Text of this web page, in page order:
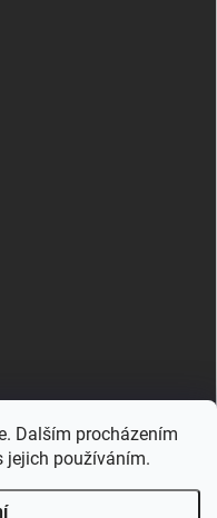
Dalším procházením
jejich používáním.